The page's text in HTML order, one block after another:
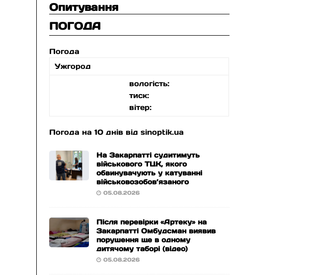
Опитування
ПОГОДА
Погода
Ужгород
вологість:
тиск:
вітер:
Погода на 10 днів відsinoptik.ua
На Закарпатті судитимуть
військового ТЦК, якого
обвинувачують у катуванні
військовозобов’язаного
05.08.2026
Після перевірки «Артеку» на
Закарпатті Омбудсман виявив
порушення ще в одному
дитячому таборі (відео)
05.08.2026